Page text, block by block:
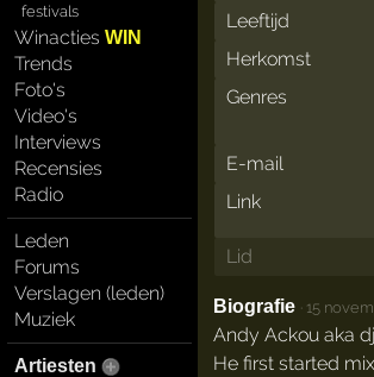
festivals
WinactiesWIN
Trends
Foto's
Video's
Interviews
Recensies
Radio
Leden
Forums
Verslagen (leden)
Muziek
Artiesten
Leeftijd
Herkomst
Genres
E-mail
Link
Lid
Biografie · 15
Andy Ackou aka dj
He first started